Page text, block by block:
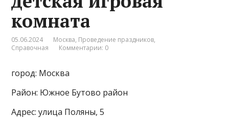
комната
05.06.2024 Москва, Проведение праздников,
Справочная
Комментарии: 0
город: Москва
Район: Южное Бутово район
Адрес: улица Поляны, 5